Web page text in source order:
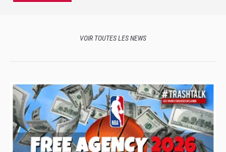
VOIR TOUTES LES NEWS